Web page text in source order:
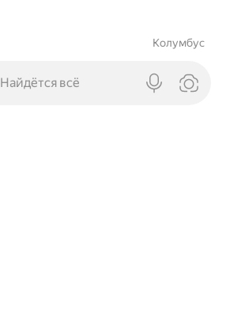
Колумбус
Найдётся всё